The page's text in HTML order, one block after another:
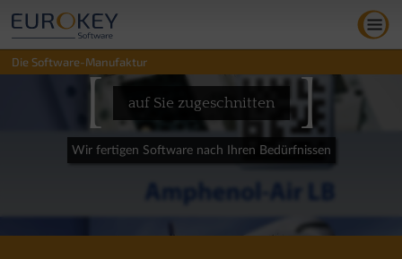
Inhalt
springen
Die Software-Manufaktur
[ auf Sie zugeschnitten ]
Wir fertigen Software nach Ihren Bedürfnissen